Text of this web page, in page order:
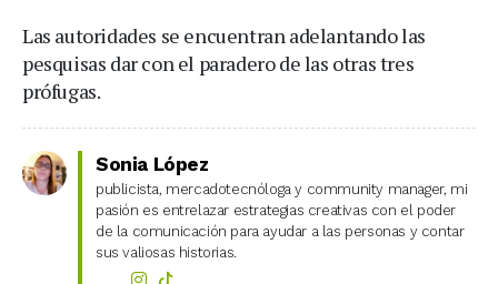
Las autoridades se encuentran adelantando las
pesquisas dar con el paradero de las otras tres
prófugas.
Sonia López
publicista, mercadotecnóloga y community manager, mi
pasión es entrelazar estrategias creativas con el poder
de la comunicación para ayudar a las personas y contar
sus valiosas historias.